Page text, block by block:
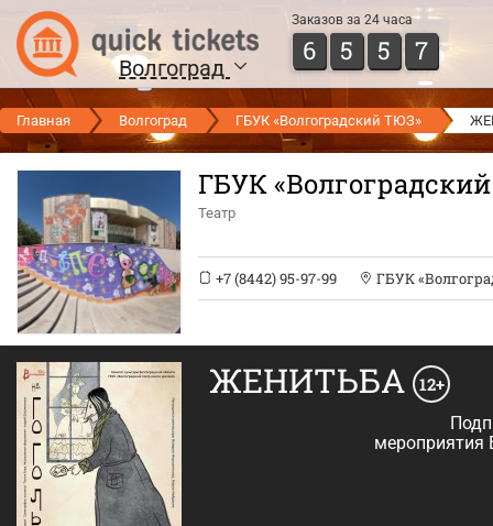
Волгоград
Заказов за 24 часа
6 5 5 7
Главная Волгоград ГБУК «Волгоградский ТЮЗ»
ГБУК
Театр
+7 (8442) 95-97-99 ГБУК
ЖЕНИТЬБА 12+
мероприятия